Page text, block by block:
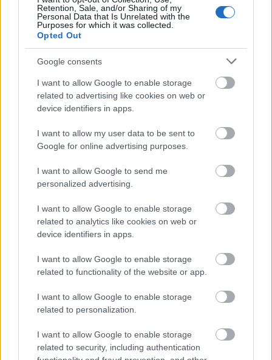
Retention, Sale, and/or Sharing of my
Personal Data that Is Unrelated with the
Purposes for which it was collected.
Opted Out
Google consents
I want to allow Google to enable storage
related to advertising like cookies on web or
device identifiers in apps.
I want to allow my user data to be sent to
Google for online advertising purposes.
I want to allow Google to send me
personalized advertising.
I want to allow Google to enable storage
related to analytics like cookies on web or
device identifiers in apps.
I want to allow Google to enable storage
related to functionality of the website or app.
I want to allow Google to enable storage
related to personalization.
I want to allow Google to enable storage
related to security, including authentication
Δείτε αυτή τη δημοσίευση στο Instagram.
Sending out love to the moms shaming me for doing
standup last night! #tinystairs #schumerpumprules pic by
@mofischhh
Η δημοσίευση κοινοποιήθηκε από @ amyschumer στις21 Μάι, 2019 στις 6:26 μμ PDT
Δείτε ακόμη: Πώς άλλαξε η beauty ρουτίνα των
stars από όταν έγιναν μαμάδες